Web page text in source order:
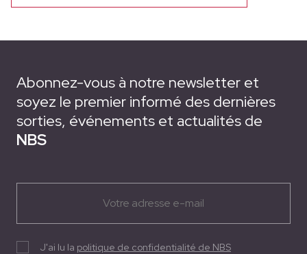
Abonnez-vous à notre newsletter et
soyez le premier informé des dernières
sorties, événements et actualités de
NBS
J'ai lu la politique de confidentialité de NBS